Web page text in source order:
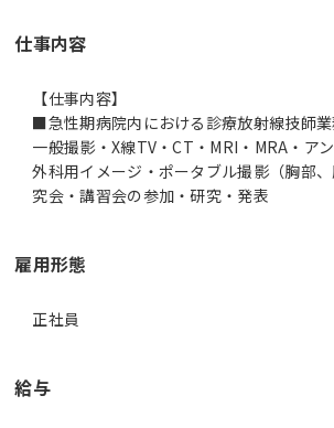
仕事内容
【仕事内容】
■急性期病院内における診療放射線技師
一般撮影・X線TV・CT・MRI・MRA・ア
外科用イメージ・ポータブル撮影（胸部
究会・講習会の参加・研究・発表
雇用形態
正社員
給与